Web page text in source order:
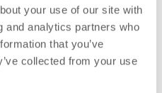
your use of our site with
and analytics partners who
that you’ve
collected from your use